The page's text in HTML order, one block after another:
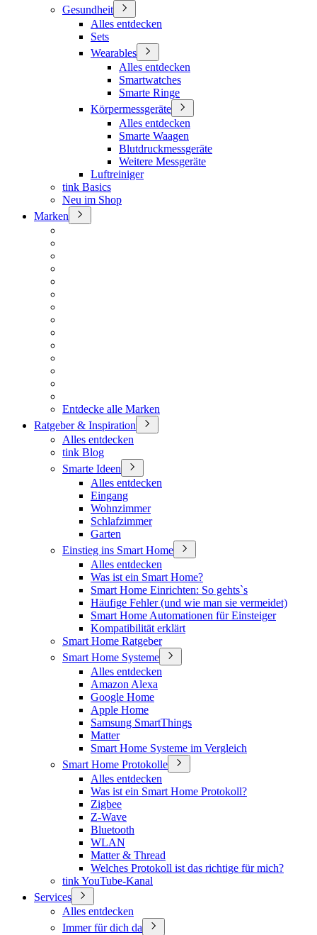
Gesundheit
Alles entdecken
Sets
Wearables
Alles entdecken
Smartwatches
Smarte Ringe
Körpermessgeräte
Alles entdecken
Smarte Waagen
Blutdruckmessgeräte
Weitere Messgeräte
Luftreiniger
tink Basics
Neu im Shop
Marken
Entdecke alle Marken
Ratgeber & Inspiration
Alles entdecken
tink Blog
Smarte Ideen
Alles entdecken
Eingang
Wohnzimmer
Schlafzimmer
Garten
Einstieg ins Smart Home
Alles entdecken
Was ist ein Smart Home?
Smart Home Einrichten: So gehts`s
Häufige Fehler (und wie man sie vermeidet)
Smart Home Automationen für Einsteiger
Kompatibilität erklärt
Smart Home Ratgeber
Smart Home Systeme
Alles entdecken
Amazon Alexa
Google Home
Apple Home
Samsung SmartThings
Matter
Smart Home Systeme im Vergleich
Smart Home Protokolle
Alles entdecken
Was ist ein Smart Home Protokoll?
Zigbee
Z-Wave
Bluetooth
WLAN
Matter & Thread
Welches Protokoll ist das richtige für mich?
tink YouTube-Kanal
Services
Alles entdecken
Immer für dich da